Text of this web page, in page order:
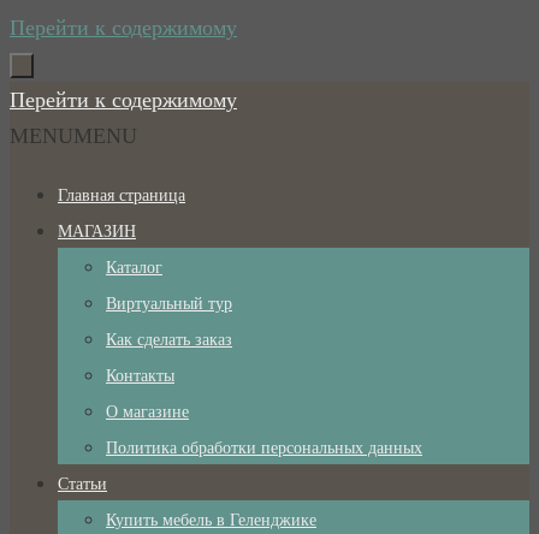
Перейти к содержимому
Перейти к содержимому
MENUMENU
Главная страница
МАГАЗИН
Каталог
Виртуальный тур
Как сделать заказ
Контакты
О магазине
Политика обработки персональных данных
Статьи
Купить мебель в Геленджике